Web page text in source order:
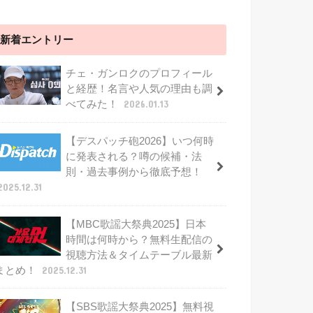
新着エントリー
チェ・ガンロクのプロフィール
と経歴！名言や人気の理由も調
べてみた！
2026.01.13
【デスパッチ砲2026】いつ何時
に発表される？噂の候補・法
則・過去事例から徹底予想！
【MBC歌謡大祭典2025】日本
時間は何時から？無料生配信の
視聴方法＆タイムテーブル最新
とめ！
2025.12.31
【SBS歌謡大祭典2025】無料視